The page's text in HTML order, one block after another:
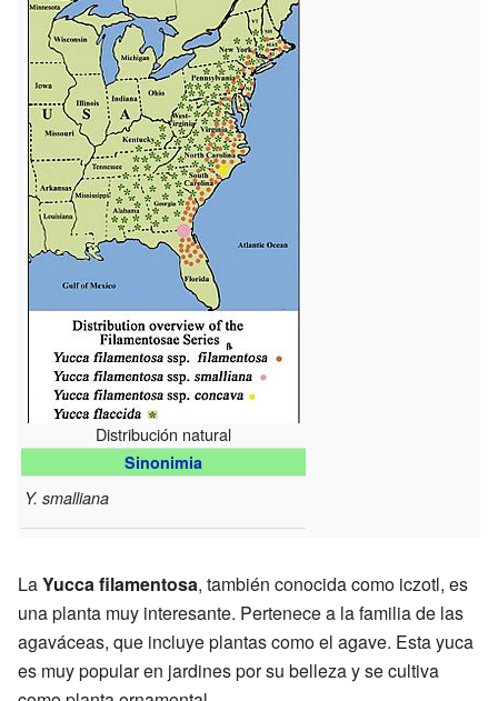
Distribución natural
Sinonimia
Y. smalliana
LaYucca filamentosa, también conocida como iczotl, es
una planta muy interesante. Pertenece a la familia de las
agaváceas, que incluye plantas como el agave. Esta yuca
es muy popular en jardines por su belleza y se cultiva